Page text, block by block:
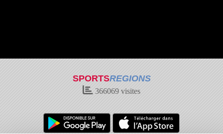
SPORTSREGIONS
366069 visites